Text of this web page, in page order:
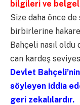
bilgileri ve
Size daha önce
birbirlerine
Bahçeli nasıl oldu
can kardeş
Devlet
söyleyen iddia
geri zekalılardır.